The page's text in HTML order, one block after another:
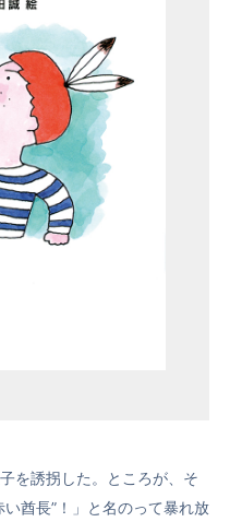
を誘拐した。ところが、そ
酋長”！」と名のって暴れ放